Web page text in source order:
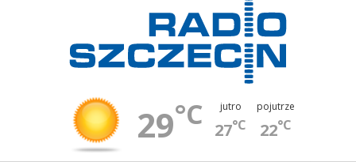
29°C jutro
27°C
pojutrze
22°C